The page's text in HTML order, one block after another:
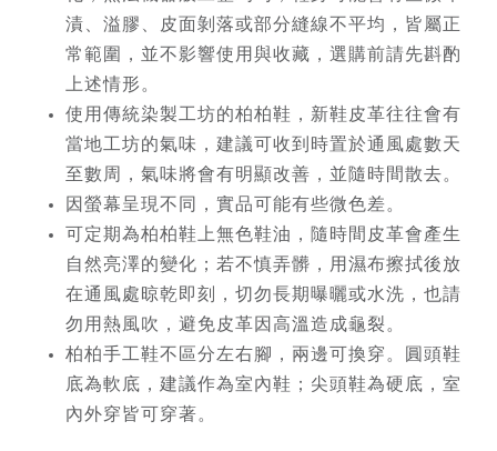
漬、溢膠、皮面剝落或部分縫線不平均，皆屬正
常範圍，並不影響使用與收藏，選購前請先斟酌
上述情形。
使用傳統染製工坊的柏柏鞋，新鞋皮革往往會有
當地工坊的氣味，建議可收到時置於通風處數天
至數周，氣味將會有明顯改善，並隨時間散去。
因螢幕呈現不同，實品可能有些微色差。
可定期為柏柏鞋上無色鞋油，隨時間皮革會產生
自然亮澤的變化；若不慎弄髒，用濕布擦拭後放
在通風處晾乾即刻，切勿長期曝曬或水洗，也請
勿用熱風吹，避免皮革因高溫造成龜裂。
柏柏手工鞋不區分左右腳，兩邊可換穿。圓頭鞋
底為軟底，建議作為室內鞋；尖頭鞋為硬底，室
內外穿皆可穿著。